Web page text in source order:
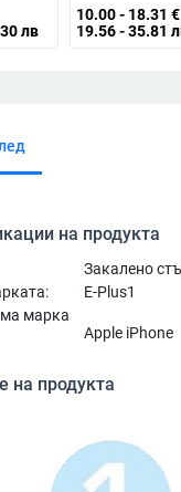
лв
10.00 - 18.31 €
19.56 - 35.81
на продукта
Закалено
E-Plus1
марка
Apple iPhone
на продукта